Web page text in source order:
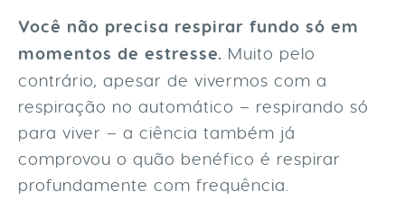
Você não precisa respirar fundo só em
momentos de estresse. Muito pelo
contrário, apesar de vivermos com a
respiração no automático – respirando só
para viver – a ciência também já
comprovou o quão benéfico é respirar
profundamente com frequência.